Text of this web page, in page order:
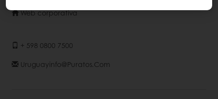
Web corporativa
+ 598 0800 7500
Uruguayinfo@puratos.com